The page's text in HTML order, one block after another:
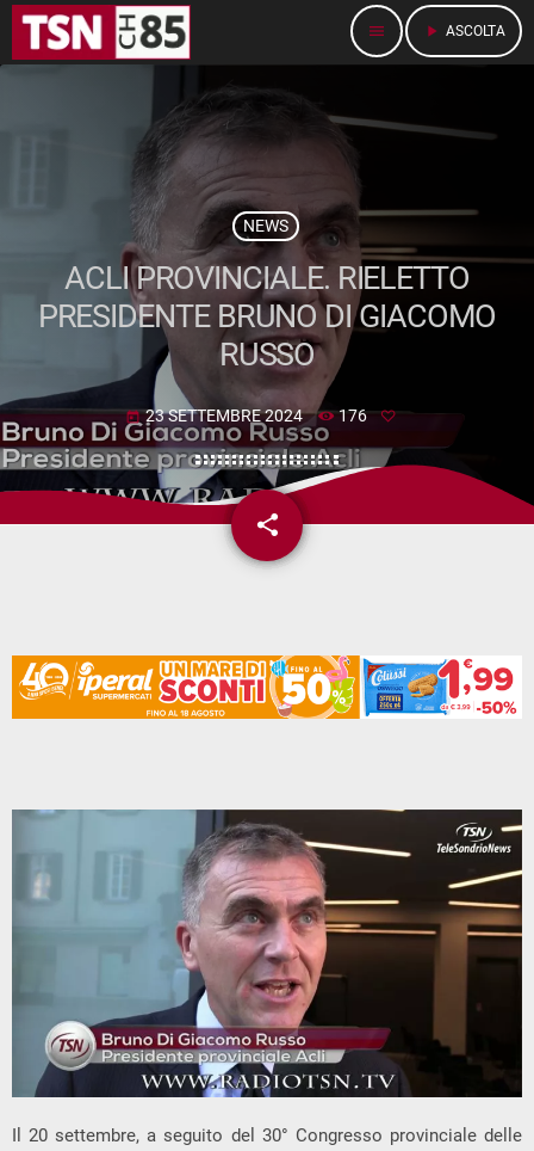
menu play_arrow ASCOLTA
NEWS
ACLI PROVINCIALE. RIELETTO
PRESIDENTE BRUNO DI GIACOMO
RUSSO
today 23 SETTEMBRE 2024 176
share
email
Il 20 settembre, a seguito del 30° Congresso provinciale delle